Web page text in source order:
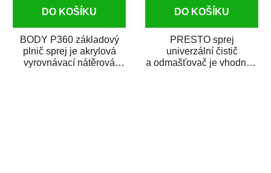
DO KOŠÍKU
BODY P360 základový
plnič sprej je akrylová
vyrovnávací nátěrová
DO KOŠÍKU
PRESTO sprej
univerzální čistič
a odmašťovač je vhodný k